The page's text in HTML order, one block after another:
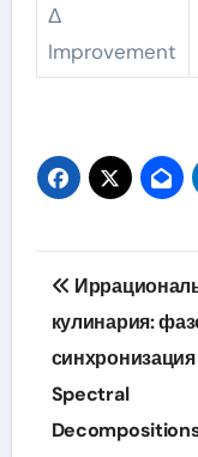
Δ
Improvement
по
записям
кулинария:
синхронизация
Spectral